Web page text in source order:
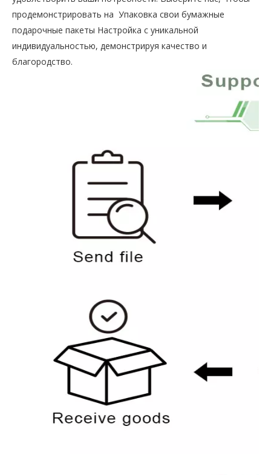
продемонстрировать на Упаковка свои бумажные
подарочные пакеты Настройка с уникальной
индивидуальностью, демонстрируя качество и
благородство.